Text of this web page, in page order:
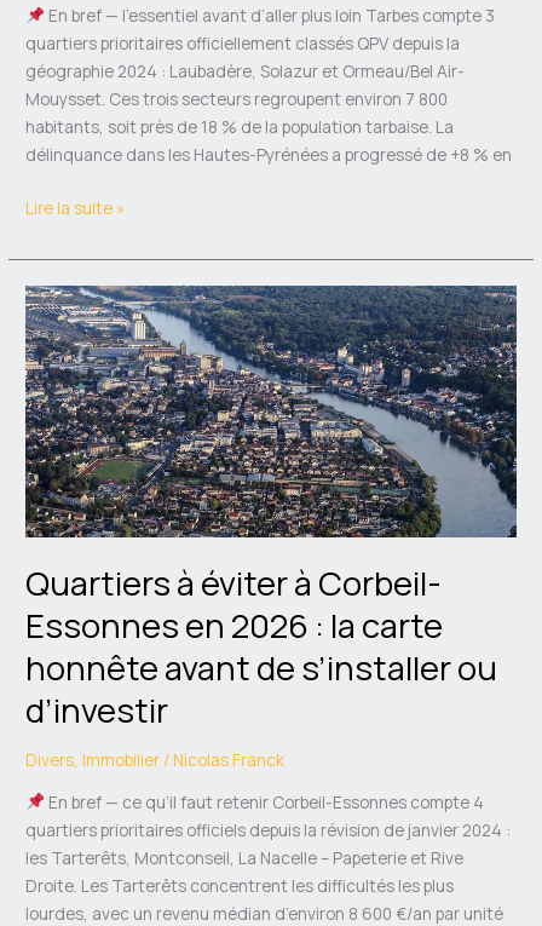
En bref — l’essentiel avant d’aller plus loin Tarbes compte 3
quartiers prioritaires officiellement classés QPV depuis la
géographie 2024 : Laubadère, Solazur et Ormeau/Bel Air-
Mouysset. Ces trois secteurs regroupent environ 7 800
habitants, soit près de 18 % de la population tarbaise. La
délinquance dans les Hautes-Pyrénées a progressé de +8 % en
Lire la suite »
Quartiers à éviter à Corbeil-
Essonnes en 2026 : la carte
honnête avant de s’installer ou
d’investir
Divers,Immobilier /Nicolas Franck
En bref — ce qu’il faut retenir Corbeil-Essonnes compte 4
quartiers prioritaires officiels depuis la révision de janvier 2024 :
les Tarterêts, Montconseil, La Nacelle – Papeterie et Rive
Droite. Les Tarterêts concentrent les difficultés les plus
lourdes, avec un revenu médian d’environ 8 600 €/an par unité
Quartiers
à
éviter
à
Corbeil-
Essonnes
en
2026
:
carte
avant
de
s’installer
ou